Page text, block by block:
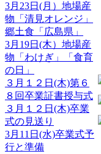
3月23日(月）地場産
物「清見オレンジ」
郷土食「広島県」
3月19日(木）地場産
物「わけぎ」「食育
の日」
３月１２日(木)第６
８回卒業証書授与式
３月１２日(木)卒業
式の見送り
3月11日(水)卒業式予
行と準備